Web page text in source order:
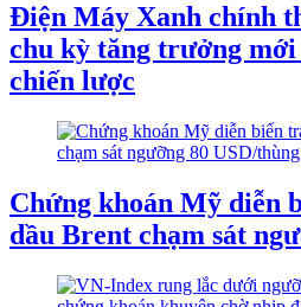
Điện Máy Xanh chính
chu kỳ tăng trưởng
chiến lược
Chứng khoán Mỹ diễn
dầu Brent chạm sát